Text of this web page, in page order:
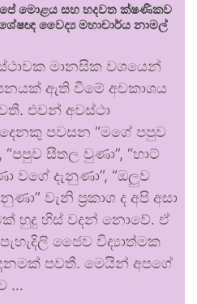
මොළය සහ හදවත ක්ෂණිකව
වෛද්‍ය මහාචාර්ය නාමල්
මානසික වශයෙන්
ඇති වීමේ අවකාශය
එවන් අවස්ථා
පවසන “මගේ පපුව
සීතල වුණා”, “හාට්
වගේ දැනුණා”, “ඔලුව
වැනි ප්‍රකාශ ද අපි අසා
හුදු හිස් වදන් නොවේ. ඒ
ජෛව විද්‍යාත්මක
පවතී. මෙයින් අපගේ
…